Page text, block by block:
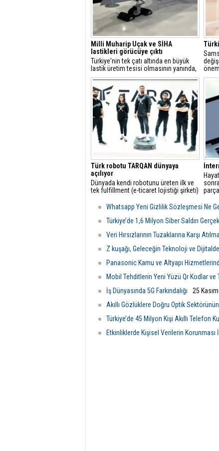
Milli Muharip Uçak ve SİHA
lastikleri görücüye çıktı
Türkiye'nin tek çatı altında en büyük
lastik üretim tesisi olmasının yanında,
araştırma ve geliştirme olanaklarıyla
yurt dışından bilgi transferi olmadan
kendi teknolojisini üretmesiyle öne
çıkan Petlas, 25-28 Ekim'de
İstanbul'da düzenlenen SAHA EXPO
2022
Türk robotu TARQAN dünyaya
açılıyor
Dünyada kendi robotunu üreten ilk ve
tek fulfillment (e-ticaret lojistiği şirketi)
TARQAN ile standartları yeniden
ülke
Whatsapp Yeni Gizlilik Sözleşmesi Ne
Türkiye’de 1,6 Milyon Siber Saldırı
Veri Hırsızlarının Tuzaklarına Karşı
Z kuşağı, Geleceğin Teknoloji ve
Panasonic Kamu ve Altyapı
Mobil Tehditlerin Yeni Yüzü Qr Kodlar ve
İş Dünyasında 5G Farkındalığı
25
Akıllı Gözlüklere Doğru Optik
Türkiye’de 45 Milyon Kişi Akıllı Telefon
Etkinliklerde Kişisel Verilerin